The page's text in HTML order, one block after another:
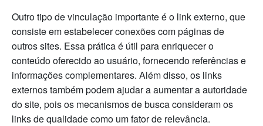
Outro tipo de vinculação importante é o link externo, que
consiste em estabelecer conexões com páginas de
outros sites. Essa prática é útil para enriquecer o
conteúdo oferecido ao usuário, fornecendo referências e
informações complementares. Além disso, os links
externos também podem ajudar a aumentar a autoridade
do site, pois os mecanismos de busca consideram os
links de qualidade como um fator de relevância.